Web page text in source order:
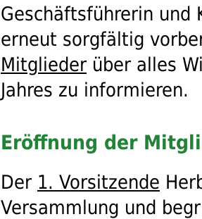
Geschäftsführerin und
erneut sorgfältig
Mitglieder über alles
Jahres zu informieren.
Eröffnung der
Der 1. Vorsitzende
Versammlung und